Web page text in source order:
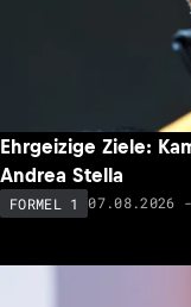
Ehrgeizige Ziele:
Andrea Stella
FORMEL 1 07.08.2026